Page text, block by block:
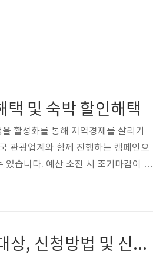
및 숙박 할인해택
활성화를 통해 지역경제를 살리기
관광업계와 함께 진행하는 캠페인으
있습니다. 예산 소진 시 조기마감이 가
을 받아보세요 2023 여행 가는 달 홈
2023 서울시 임산부 교통비 지원대상, 신청방법 및 신청기한, 포인트 사용처, 지원형태